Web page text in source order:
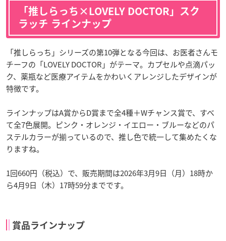
「推しらっち×LOVELY DOCTOR」スク
ラッチ ラインナップ
「推しらっち」シリーズの第10弾となる今回は、お医者さんモ
チーフの「LOVELY DOCTOR」がテーマ。カプセルや点滴パッ
ク、薬瓶など医療アイテムをかわいくアレンジしたデザインが
特徴です。
ラインナップはA賞からD賞まで全4種＋Wチャンス賞で、すべ
て全7色展開。ピンク・オレンジ・イエロー・ブルーなどのパ
ステルカラーが揃っているので、推し色で統一して集めたくな
りますね。
1回660円（税込）で、販売期間は2026年3月9日（月）18時か
ら4月9日（木）17時59分までです。
賞品ラインナップ